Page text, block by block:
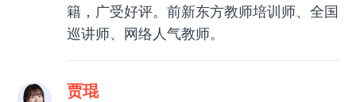
籍，广受好评。前新东方教师培训师、全国
巡讲师、网络人气教师。
贾琨